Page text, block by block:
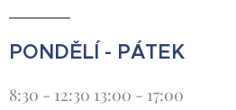
PONDĚLÍ - PÁTEK
8:30 - 12:30 13:00 - 17:00